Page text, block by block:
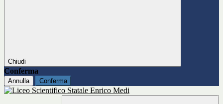
Chiudi
Conferma
Annulla Conferma